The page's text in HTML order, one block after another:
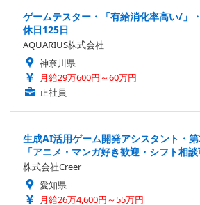
ゲームテスター・「有給消化率高い/」
休日125日
AQUARIUS株式会社
神奈川県
月給29万600円～60万円
正社員
生成AI活用ゲーム開発アシスタント・
「アニメ・マンガ好き歓迎・シフト相
株式会社Creer
愛知県
月給26万4,600円～55万円